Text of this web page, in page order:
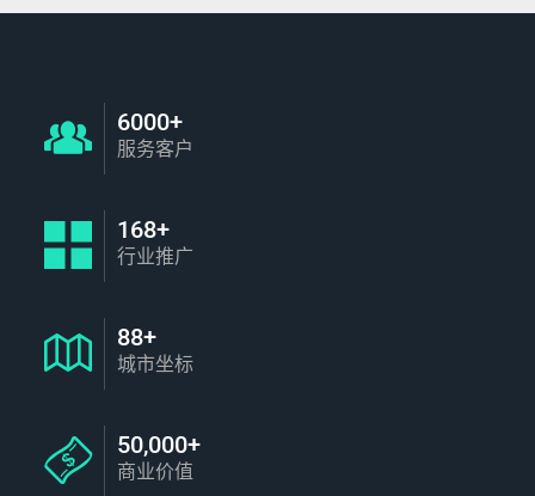
6000+
服务客户
168+
行业推广
88+
城市坐标
50,000+
商业价值